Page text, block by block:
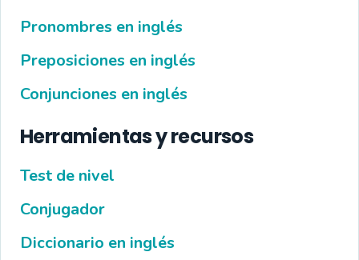
Pronombres en inglés
Preposiciones en inglés
Conjunciones en inglés
Herramientas y recursos
Test de nivel
Conjugador
Diccionario en inglés